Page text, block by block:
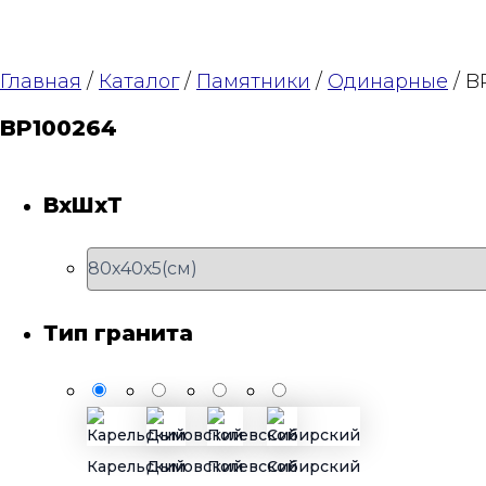
Главная / Каталог/ Памятники / Одинарные /
BP100264
Тип гранита
КарельскийДымовскийПолевскойСибирский
ВхШхТ